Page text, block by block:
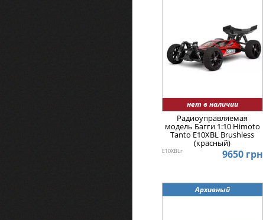
нет в наличии
Радиоуправляемая
модель Багги 1:10 Himoto
Tanto E10XBL Brushless
(красный)
E10XBLr 9650 грн
Архивный